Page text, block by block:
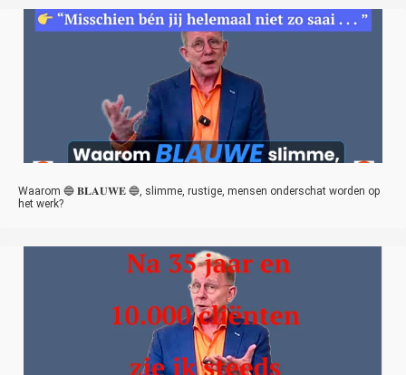
Waarom 🔵 𝐁𝐋𝐀𝐔𝐖𝐄 🔵, slimme, rustige, mensen onderschat worden op
het werk?